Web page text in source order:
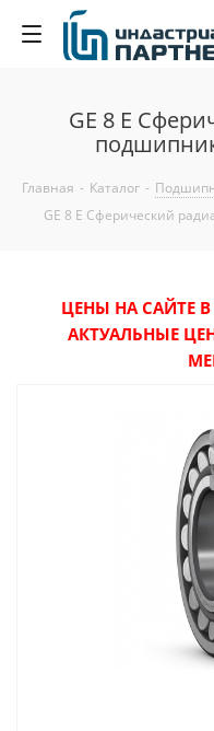
GE 8 E
Главная - Каталог -
GE 8 E Сферический
ЦЕНЫ НА САЙТЕ
АКТУАЛЬНЫЕ